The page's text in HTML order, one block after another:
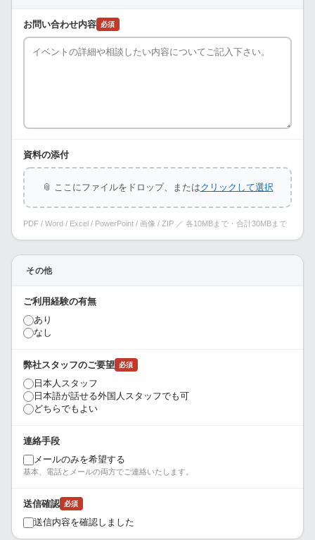
お問い合わせ内容 必須
資料の添付
📎 ここにファイルをドロップ、またはクリックして選択
PDF / Word / Excel / PowerPoint / 画像 / ZIP ／ 各10MBまで・合計30MBまで
その他
ご利用経験の有無
あり
なし
弊社スタッフのご要望 必須
日本人スタッフ
日本語が話せる外国人スタッフでも可
どちらでもよい
連絡手段
メールのみを希望する
基本、電話とメールの両方でご連絡いたします。
送信確認 必須
送信内容を確認しました